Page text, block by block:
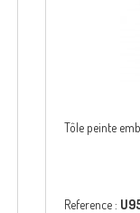
Tôle peinte
Reference :